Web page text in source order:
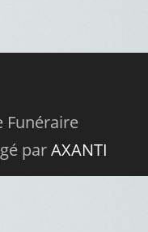
Funéraire
parAXANTI